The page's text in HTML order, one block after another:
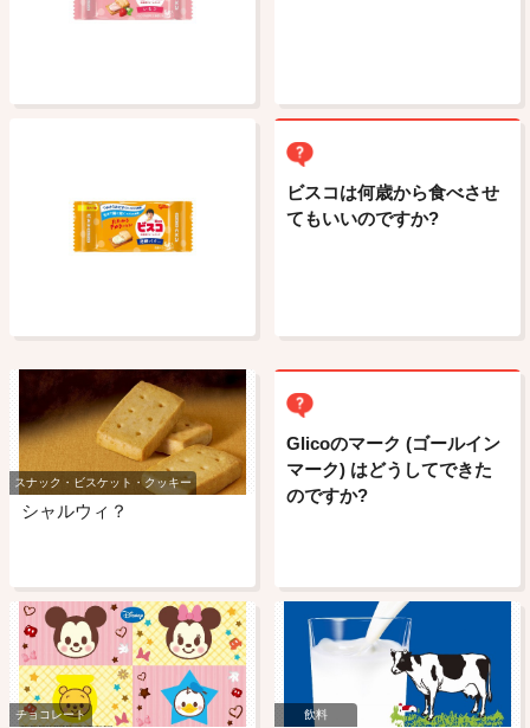
ビスコは何歳から食べさせ
てもいいのですか?
スナック・ビスケット・クッキー
シャルウィ？
Glicoのマーク (ゴールイン
マーク) はどうしてできた
のですか?
チョコレート 飲料